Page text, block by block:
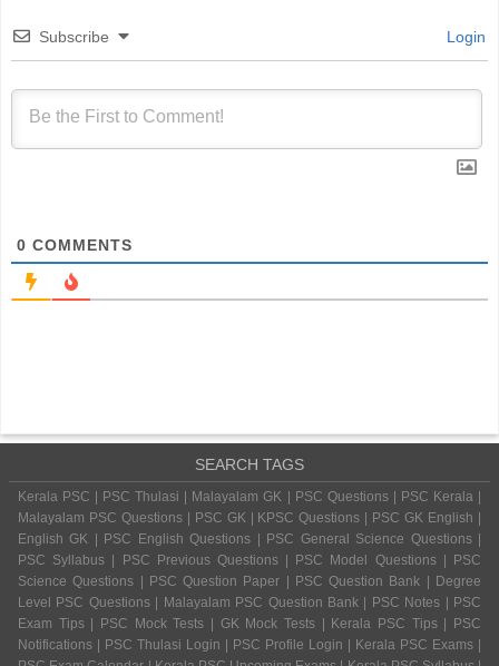
Subscribe Login
0 COMMENTS
SEARCH TAGS
Kerala PSC | PSC Thulasi | Malayalam GK | PSC Questions | PSC Kerala |
Malayalam PSC Questions | PSC GK | KPSC Questions | PSC GK English |
English GK | PSC English Questions | PSC General Science Questions |
PSC Syllabus | PSC Previous Questions | PSC Model Questions | PSC
Science Questions | PSC Question Paper | PSC Question Bank | Degree
Level PSC Questions | Malayalam PSC Question Bank | PSC Notes | PSC
Exam Tips | PSC Mock Tests | GK Mock Tests | Kerala PSC Tips | PSC
Notifications | PSC Thulasi Login | PSC Profile Login | Kerala PSC Exams |